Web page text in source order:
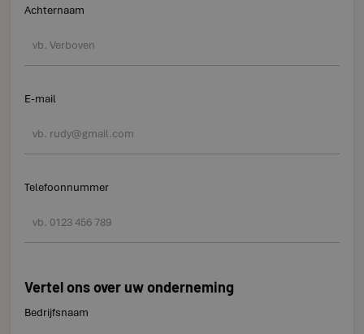
Achternaam
E-mail
Telefoonnummer
Vertel ons over uw onderneming
Bedrijfsnaam